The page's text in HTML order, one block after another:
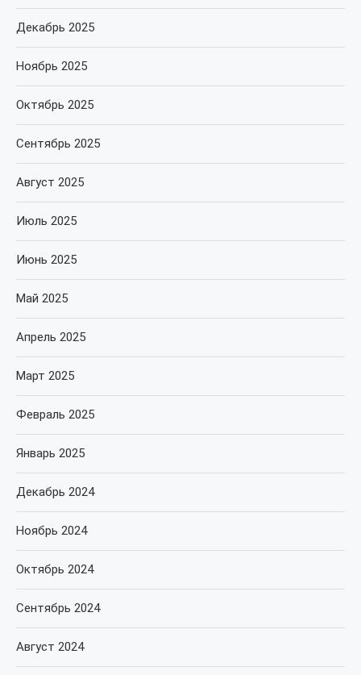
Декабрь 2025
Ноябрь 2025
Октябрь 2025
Сентябрь 2025
Август 2025
Июль 2025
Июнь 2025
Май 2025
Апрель 2025
Март 2025
Февраль 2025
Январь 2025
Декабрь 2024
Ноябрь 2024
Октябрь 2024
Сентябрь 2024
Август 2024